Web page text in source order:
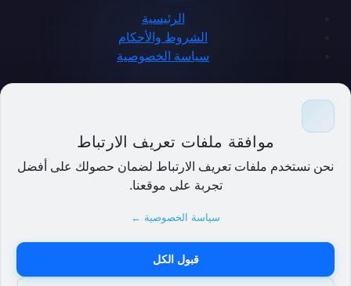
موافقة ملفات تعريف الارتباط
نحن نستخدم ملفات تعريف الارتباط لضمان حصولك على أفضل
تجربة على موقعنا.
سياسة الخصوصية ←
قبول الكل
الرئيسية
الشروط والأحكام
سياسة الخصوصية